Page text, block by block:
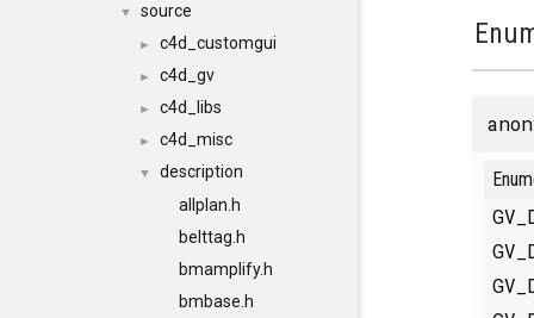
▼ source
► c4d_customgui
► c4d_gv
► c4d_libs
► c4d_misc
▼
description
allplan.h
belttag.h
bmamplify.h
bmbase.h